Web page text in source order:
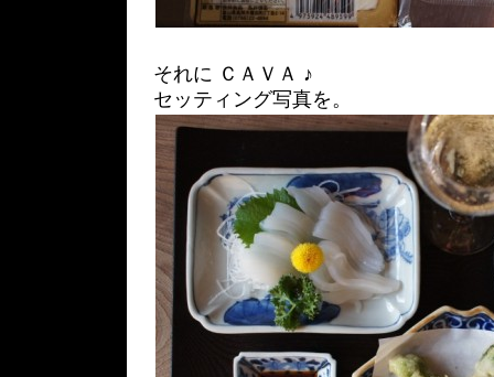
それに ＣＡＶＡ ♪
セッティング写真を。